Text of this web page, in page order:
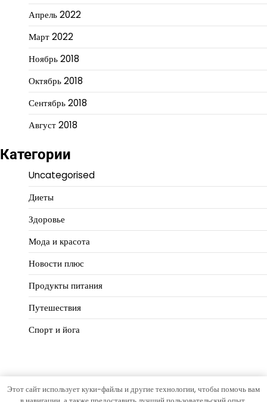
Апрель 2022
Март 2022
Ноябрь 2018
Октябрь 2018
Сентябрь 2018
Август 2018
Категории
Uncategorised
Диеты
Здоровье
Мода и красота
Новости плюс
Продукты питания
Путешествия
Спорт и йога
Copyright © 2026Идеальный балансТема Hourly News от
Этот сайт использует куки-файлы и другие технологии, чтобы помочь вам